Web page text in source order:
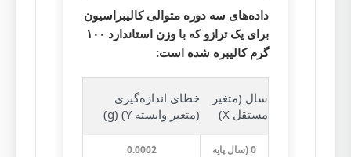
داده‌های سه دوره متوالی کالیبراسیون
برای یک ترازو که با وزن استاندارد ۱۰۰
گرم کالیبره شده است:
سال (متغیر
مستقل X)
خطای اندازه‌گیری
(متغیر وابسته Y) (g)
0 (سال پایه
0.0002